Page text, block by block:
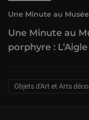
Une Minute au
porphyre :
Une Minute au Musée
Related Keywords
Objets d'Art et Arts